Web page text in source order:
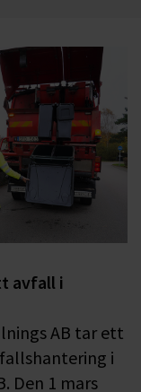
avfall i
AB tar ett
i
Den 1 mars